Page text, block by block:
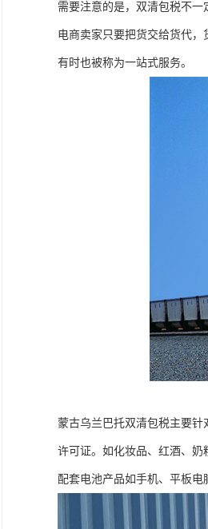
需要注意的是，双清包税不
电商卖家只要把货交给货代
有时也被称为一站式服务。
蒙古乌兰巴托双清包税主要
许可证。如化妆品、红酒、
配套电池产品如手机、平板电